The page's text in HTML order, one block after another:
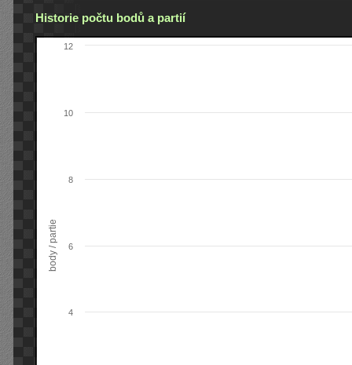
Historie počtu bodů a partií
body / partie
4
6
8
10
12